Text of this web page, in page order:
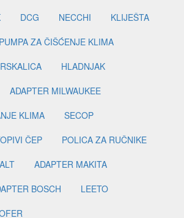
DCG NECCHI
KLIJEŠTA
PUMPA ZA ČIŠĆENJE KLIMA
HLADNJAK
ADAPTER MILWAUKEE
KLIMA
SECOP
ČEP
POLICA ZA RUČNIKE
ADAPTER MAKITA
BOSCH
LEETO